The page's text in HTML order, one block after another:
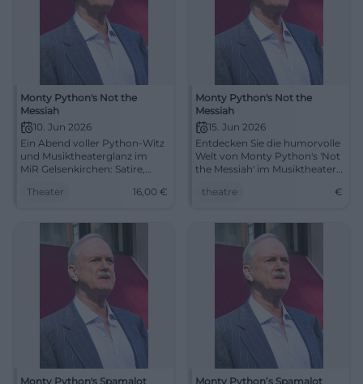
Monty Python's Not the
Messiah
10. Jun 2026
Ein Abend voller Python-Witz
und Musiktheaterglanz im
MiR Gelsenkirchen: Satire,
10.06.2026 um 19:30 Uhr. Ab 16
Theater 16,00 €
Monty Python's Not the
Messiah
15. Jun 2026
Entdecken Sie die humorvolle
Welt von Monty Python's 'Not
the Messiah' im Musiktheater
des Sommerprogramms und
Lachen!
theatre €
Monty Python's Spamalot Monty Python’s Spamalot